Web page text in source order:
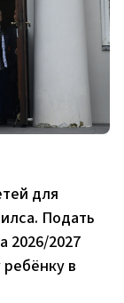
для
Подать
2026/2027
в